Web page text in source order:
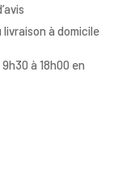
livraison à domicile
à 18h00 en